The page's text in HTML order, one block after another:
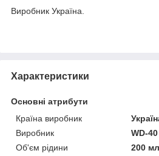
Виробник Україна.
Характеристики
Основні атрибути
Країна виробник
Виробник
WD-40
Об'єм рідини
200 мл